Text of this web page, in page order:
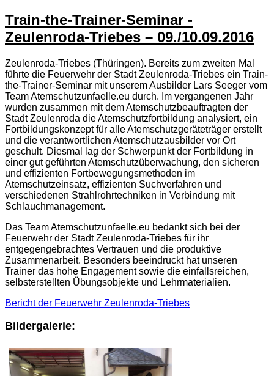
Train-the-Trainer-Seminar -
Zeulenroda-Triebes – 09./10.09.2016
Zeulenroda-Triebes (Thüringen). Bereits zum zweiten Mal
führte die Feuerwehr der Stadt Zeulenroda-Triebes ein Train-
the-Trainer-Seminar mit unserem Ausbilder Lars Seeger vom
Team Atemschutzunfaelle.eu durch. Im vergangenen Jahr
wurden zusammen mit dem Atemschutzbeauftragten der
Stadt Zeulenroda die Atemschutzfortbildung analysiert, ein
Fortbildungskonzept für alle Atemschutzgeräteträger erstellt
und die verantwortlichen Atemschutzausbilder vor Ort
geschult. Diesmal lag der Schwerpunkt der Fortbildung in
einer gut geführten Atemschutzüberwachung, den sicheren
und effizienten Fortbewegungsmethoden im
Atemschutzeinsatz, effizienten Suchverfahren und
verschiedenen Strahlrohrtechniken in Verbindung mit
Schlauchmanagement.
Das Team Atemschutzunfaelle.eu bedankt sich bei der
Feuerwehr der Stadt Zeulenroda-Triebes für ihr
entgegengebrachtes Vertrauen und die produktive
Zusammenarbeit. Besonders beeindruckt hat unseren
Trainer das hohe Engagement sowie die einfallsreichen,
selbsterstellten Übungsobjekte und Lehrmaterialien.
Bericht der Feuerwehr Zeulenroda-Triebes
Bildergalerie: